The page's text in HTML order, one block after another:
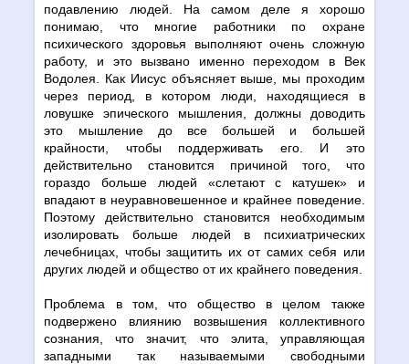
подавлению людей. На самом деле я хорошо
понимаю, что многие работники по охране
психического здоровья выполняют очень сложную
работу, и это вызвано именно переходом в Век
Водолея. Как Иисус объясняет выше, мы проходим
через период, в котором люди, находящиеся в
ловушке эпического мышления, должны доводить
это мышление до все большей и большей
крайности, чтобы поддерживать его. И это
действительно становится причиной того, что
гораздо больше людей «слетают с катушек» и
впадают в неуравновешенное и крайнее поведение.
Поэтому действительно становится необходимым
изолировать больше людей в психиатрических
лечебницах, чтобы защитить их от самих себя или
других людей и общество от их крайнего поведения.
Проблема в том, что общество в целом также
подвержено влиянию возвышения коллективного
сознания, что значит, что элита, управляющая
западными так называемыми свободными